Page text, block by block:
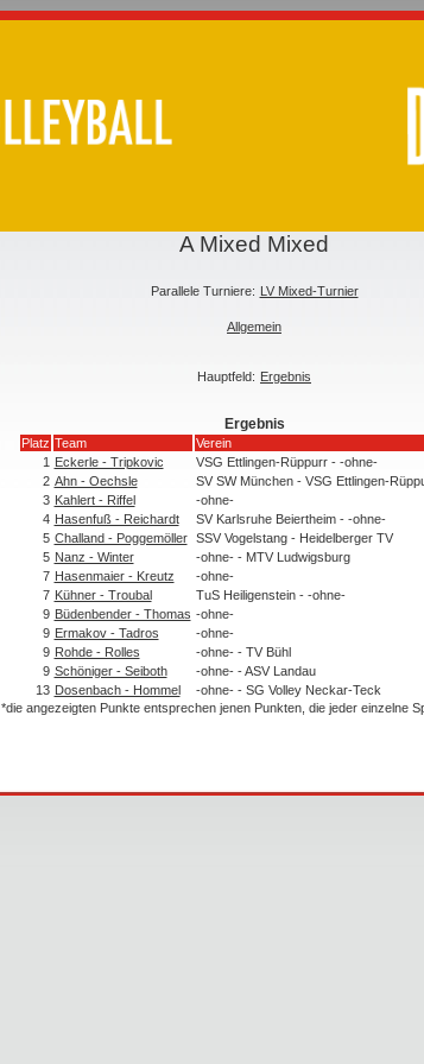
A Mixed Mixed
Parallele Turniere: LV Mixed-Turnier
Allgemein
Hauptfeld: Ergebnis
Ergebnis
Platz Team Verein
1 Eckerle - Tripkovic VSG Ettlingen-Rüppurr - -ohne-
2 Ahn - Oechsle SV SW München - VSG Ettlingen-
3 Kahlert - Riffel -ohne-
4 Hasenfuß - Reichardt SV Karlsruhe Beiertheim - -ohne-
5 Challand - Poggemöller SSV Vogelstang - Heidelberger TV
5 Nanz - Winter -ohne- - MTV Ludwigsburg
7 Hasenmaier - Kreutz -ohne-
7 Kühner - Troubal TuS Heiligenstein - -ohne-
9 Büdenbender - Thomas -ohne-
9 Ermakov - Tadros
-ohne-
9 Rohde - Rolles
-ohne- - TV Bühl
9 Schöniger - Seiboth
-ohne- - ASV Landau
13 Dosenbach - Hommel
-ohne- - SG Volley Neckar-Teck
*die angezeigten Punkte entsprechen jenen Punkten, die jeder einzelne